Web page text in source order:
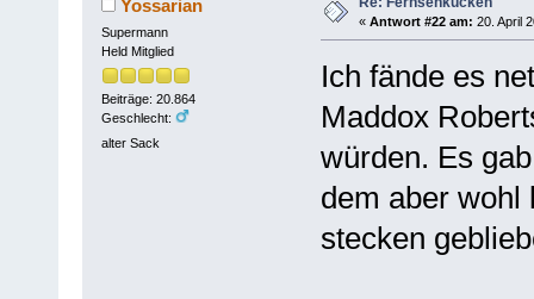
Yossarian
Supermann
Held Mitglied
Beiträge: 20.864
Geschlecht:
alter Sack
« Antwort #22 am: 20. April
Ich fände es
Maddox
würden. Es
dem aber wohl
stecken